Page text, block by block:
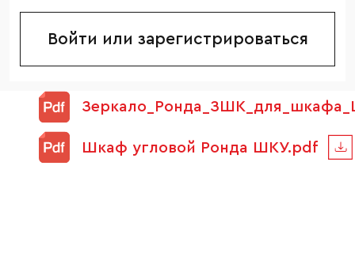
Войти или зарегистрироваться
Шкаф угловой Ронда ШКУ.pdf